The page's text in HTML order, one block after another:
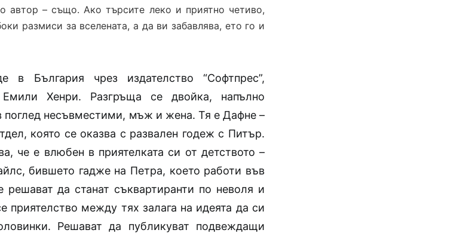
автор – също. Ако търсите леко и приятно четиво,
размиси за вселената, а да ви забавлява, ето го и
в България чрез издателство “Софтпрес”,
Хенри. Разгръща се двойка, напълно
поглед несъвместими, мъж и жена. Тя е Дафне –
която се оказва с развален годеж с Питър.
че е влюбен в приятелката си от детството –
бившето гадже на Петра, което работи във
да станат съквартиранти по неволя и
приятелство между тях залага на идеята да си
Решават да публикуват подвеждащи